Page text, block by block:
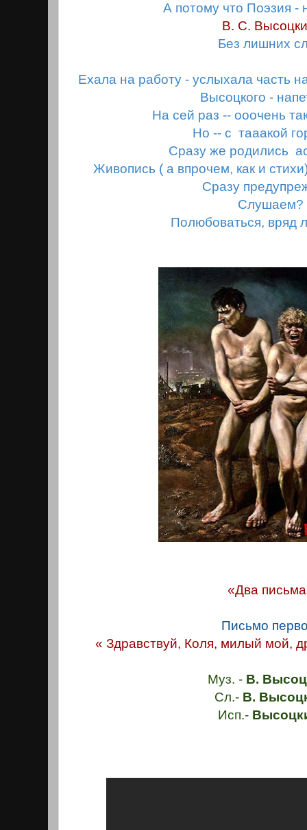
А потому что Поэзия -
В. С.
Без лишних
Ехала на работу - уcлыхала часть
Высоцкого -
На сей раз -- ооочень
Но -- с тааакой
Сразу же родились
Живопись ( а впрочем, как и
Сразу
Слушаем?
Полюбоваться, вряд
«Два
Письмо
« Здравствуй, Коля, милый мой,
Муз. - В.
Сл.- В.
Исп.-